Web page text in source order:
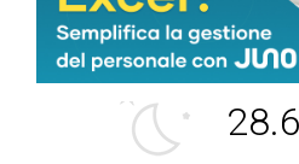
COMUNE DI MASSA
Cielo Sereno
28.6